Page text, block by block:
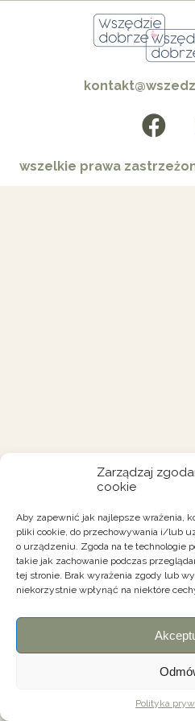
Zarządzaj
cookie
Aby zapewnić jak najlepsze wrażenia,
pliki cookie, do przechowywania i/lub
o urządzeniu. Zgoda na te technologie
takie jak zachowanie podczas
tej stronie. Brak wyrażenia zgody lub
niekorzystnie wpłynąć na niektóre
Polityka
wszelkie prawa